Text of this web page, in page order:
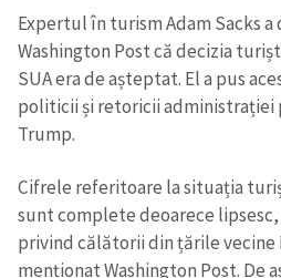
Expertul în turism Adam Sacks
Washington Post că decizia
SUA era de așteptat. El a pus
politicii și retoricii administrației
Trump.
Cifrele referitoare la situația
sunt complete deoarece
privind călătorii din țările vecine
menționat Washington Post. De